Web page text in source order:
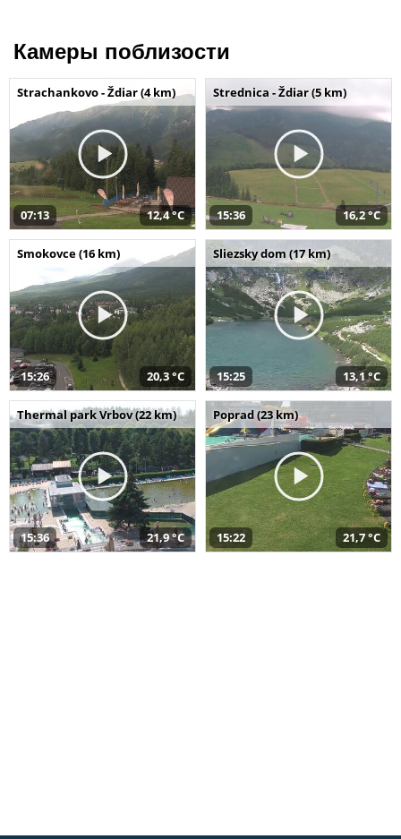
Камеры поблизости
Strachankovo - Ždiar (4 km)
07:13 12,4 °C
Strednica - Ždiar (5 km)
15:36 16,2 °C
Smokovce (16 km)
15:26 20,3 °C
Sliezsky dom (17 km)
15:25 13,1 °C
Thermal park Vrbov (22 km)
15:36 21,9 °C
Poprad (23 km)
15:22 21,7 °C